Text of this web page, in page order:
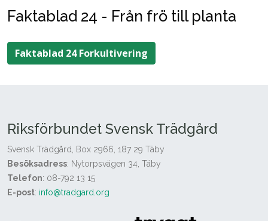
Faktablad 24 - Från frö till planta
Faktablad 24 Forkultivering
Riksförbundet Svensk Trädgård
Svensk Trädgård, Box 2966, 187 29 Täby
Besöksadress: Nytorpsvägen 34, Täby
Telefon: 08-792 13 15
E-post: info@tradgard.org